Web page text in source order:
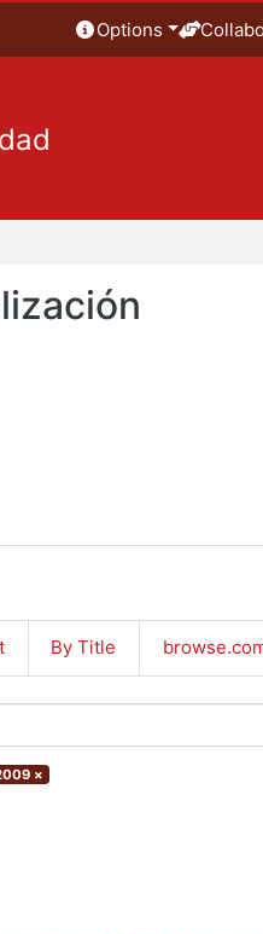
Options
By Title
×